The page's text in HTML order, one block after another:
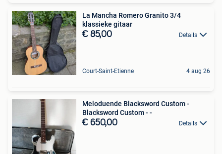
La Mancha Romero Granito 3/4
klassieke gitaar
€ 85,00 Details
Court-Saint-Etienne 4 aug 26
Meloduende Blacksword Custom -
Blacksword Custom - -
€ 650,00 Details